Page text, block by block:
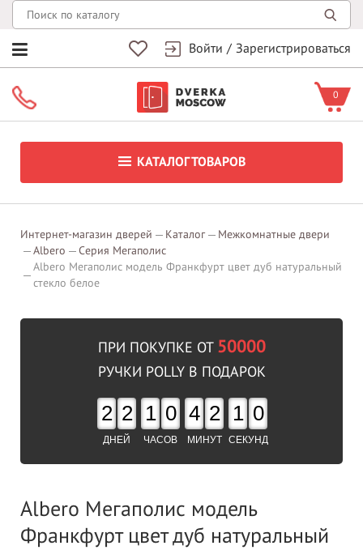
Войти / Зарегистрироваться
0
КАТАЛОГ ТОВАРОВ
Интернет-магазин дверей Каталог
Межкомнатные двери
Albero
Серия Мегаполис
Albero Мегаполис модель Франкфурт цвет дуб натуральный
стекло белое
ПРИ ПОКУПКЕ ОТ 50000
РУЧКИ POLLY В ПОДАРОК
2 2
ДНЕЙ
1 0
ЧАСОВ
4 2
МИНУТ
0 9
СЕКУНД
Albero Мегаполис модель
Франкфурт цвет дуб натуральный